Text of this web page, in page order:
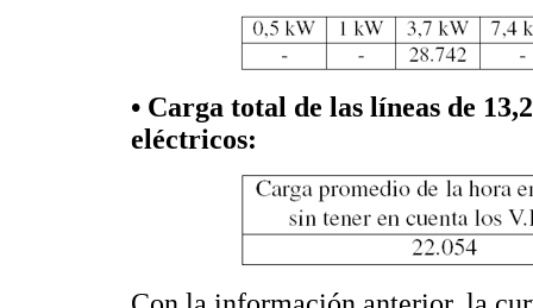
• Carga total de las líneas de
eléctricos: